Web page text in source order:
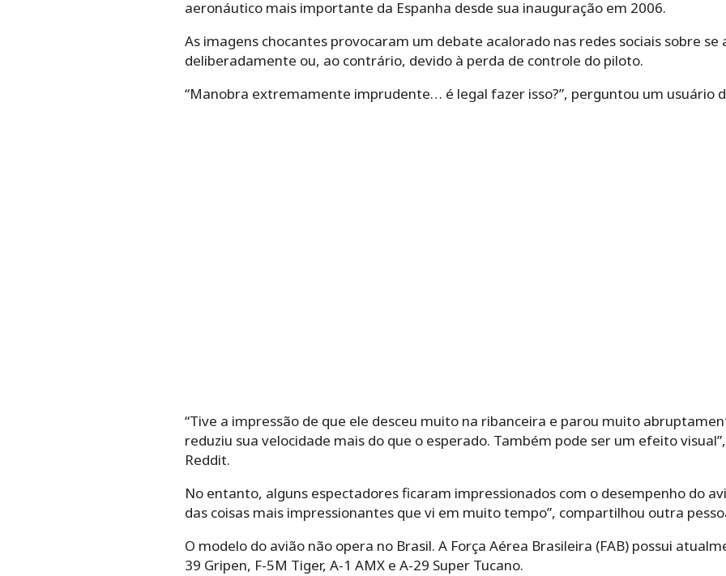
aeronáutico mais importante da Espanha desde sua inauguração em 2006.
As imagens chocantes provocaram um debate acalorado nas redes sociais sobre
deliberadamente ou, ao contrário, devido à perda de controle do piloto.
“Manobra extremamente imprudente… é legal fazer isso?”, perguntou um usuário
“Tive a impressão de que ele desceu muito na ribanceira e parou muito
reduziu sua velocidade mais do que o esperado. Também pode ser um efeito
Reddit.
No entanto, alguns espectadores ficaram impressionados com o desempenho do
das coisas mais impressionantes que vi em muito tempo”, compartilhou outra
O modelo do avião não opera no Brasil. A Força Aérea Brasileira (FAB) possui
39 Gripen, F-5M Tiger, A-1 AMX e A-29 Super Tucano.